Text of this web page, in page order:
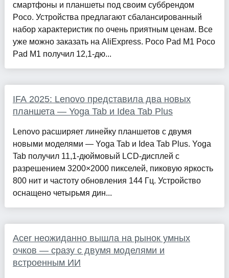
смартфоны и планшеты под своим суббрендом
Poco. Устройства предлагают сбалансированный
набор характеристик по очень приятным ценам. Все
уже можно заказать на AliExpress. Poco Pad M1 Poco
Pad M1 получил 12,1‑дю...
IFA 2025: Lenovo представила два новых
планшета — Yoga Tab и Idea Tab Plus
Lenovo расширяет линейку планшетов с двумя
новыми моделями — Yoga Tab и Idea Tab Plus. Yoga
Tab получил 11,1-дюймовый LCD-дисплей с
разрешением 3200×2000 пикселей, пиковую яркость
800 нит и частоту обновления 144 Гц. Устройство
оснащено четырьмя дин...
Acer неожиданно вышла на рынок умных
очков — сразу с двумя моделями и
встроенным ИИ